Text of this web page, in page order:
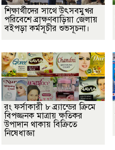
শিক্ষার্থীদের সাথে উৎসবমুখর
পরিবেশে ব্রাক্ষণবাড়িয়া জেলায়
বইপড়া কর্মসূচীর শুভসূচনা।
রং ফর্সাকারী ৮ ব্র্যান্ডের ক্রিমে
বিপজ্জনক মাত্রায় ক্ষতিকর
উপাদান থাকায় বিক্রিতে
নিষেধাজ্ঞা